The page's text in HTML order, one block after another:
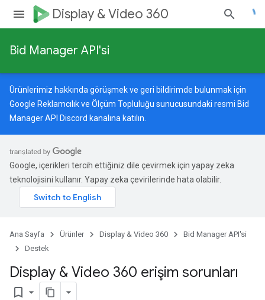
Display & Video 360
Bid Manager API'si
Ürünlerimiz hakkında görüşmek ve geri bildirimde bulunmak için
Google Reklamcılık ve Ölçüm Topluluğu sunucusundaki resmi Bid
Manager API Discord kanalına katılın.
Google, içerikleri tercih ettiğiniz dile çevirmek için yapay zeka
teknolojisini kullanır. Yapay zeka çevirilerinde hata olabilir.
Ana Sayfa Ürünler Display & Video 360
Bid Manager API'si
Destek
Display & Video 360 erişim sorunları
bookmark_border